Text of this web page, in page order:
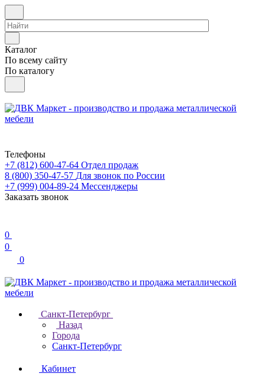
Каталог
По всему сайту
По каталогу
Телефоны
+7 (812) 600-47-64 Отдел продаж
8 (800) 350-47-57 Для звонок по России
+7 (999) 004-89-24 Мессенджеры
Заказать звонок
0
0
0
Санкт-Петербург
Назад
Города
Санкт-Петербург
Кабинет